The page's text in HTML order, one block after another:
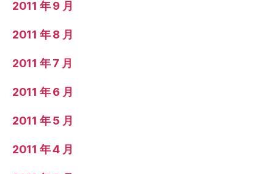
2011 年 9 月
2011 年 8 月
2011 年 7 月
2011 年 6 月
2011 年 5 月
2011 年 4 月